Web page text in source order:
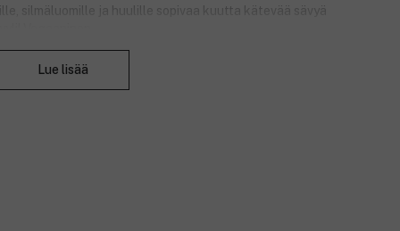
silmäluomille ja huulille sopivaa kuutta kätevää sävyä
(1,8 g) – Picante: oranssi koralli.
Lue lisää